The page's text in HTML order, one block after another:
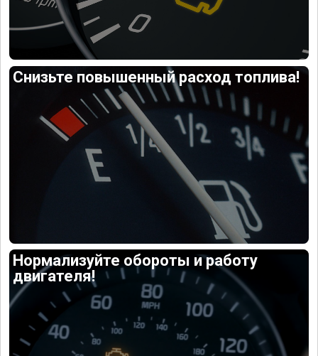
Снизьте повышенный расход топлива!
Нормализуйте обороты и работу
двигателя!